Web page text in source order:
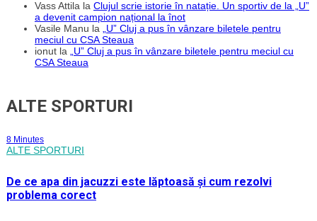
Vass Attila la Clujul scrie istorie în natație. Un sportiv de la „U”
a devenit campion național la înot
Vasile Manu la
„U” Cluj a pus în vânzare biletele pentru
meciul cu CSA Steaua
ionut la
„U” Cluj a pus în vânzare biletele pentru meciul cu
CSA Steaua
ALTE SPORTURI
8 Minutes
ALTE SPORTURI
De ce apa din jacuzzi este lăptoasă și cum rezolvi
problema corect